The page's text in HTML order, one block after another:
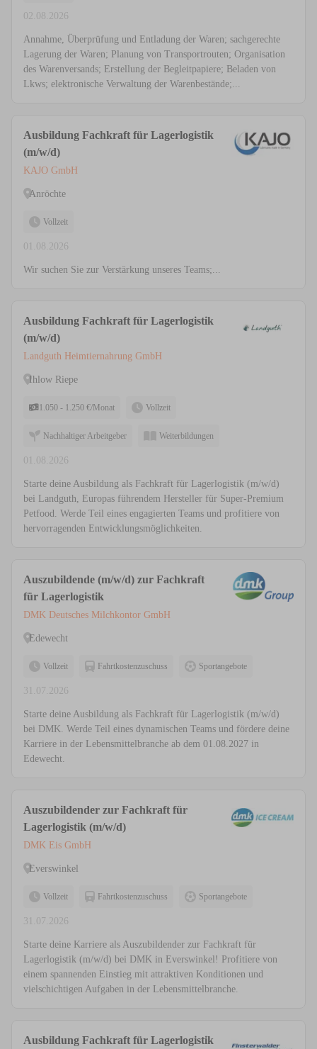
02.08.2026
Annahme, Überprüfung und Entladung der Waren; sachgerechte
Lagerung der Waren; Planung von Transportrouten; Organisation
des Warenversands; Erstellung der Begleitpapiere; Beladen von
Lkws; elektronische Verwaltung der Warenbestände;...
Ausbildung Fachkraft für Lagerlogistik
(m/w/d)
KAJO GmbH
Anröchte
Vollzeit
01.08.2026
Wir suchen Sie zur Verstärkung unseres Teams;...
Ausbildung Fachkraft für Lagerlogistik
(m/w/d)
Landguth Heimtiernahrung GmbH
Ihlow Riepe
1.050 - 1.250 €/Monat Vollzeit
Nachhaltiger Arbeitgeber Weiterbildungen
01.08.2026
Starte deine Ausbildung als Fachkraft für Lagerlogistik (m/w/d)
bei Landguth, Europas führendem Hersteller für Super-Premium
Petfood. Werde Teil eines engagierten Teams und profitiere von
hervorragenden Entwicklungsmöglichkeiten.
Auszubildende (m/w/d) zur Fachkraft
für Lagerlogistik
DMK Deutsches Milchkontor GmbH
Edewecht
Vollzeit Fahrtkostenzuschuss Sportangebote
31.07.2026
Starte deine Ausbildung als Fachkraft für Lagerlogistik (m/w/d)
bei DMK. Werde Teil eines dynamischen Teams und fördere deine
Karriere in der Lebensmittelbranche ab dem 01.08.2027 in
Edewecht.
Auszubildender zur Fachkraft für
Lagerlogistik (m/w/d)
DMK Eis GmbH
Everswinkel
Vollzeit Fahrtkostenzuschuss Sportangebote
31.07.2026
Starte deine Karriere als Auszubildender zur Fachkraft für
Lagerlogistik (m/w/d) bei DMK in Everswinkel! Profitiere von
einem spannenden Einstieg mit attraktiven Konditionen und
vielschichtigen Aufgaben in der Lebensmittelbranche.
Ausbildung Fachkraft für Lagerlogistik